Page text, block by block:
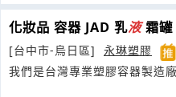
化妝品 容器 JAD 乳液霜罐
[台中市-烏日區]
永琳塑膠
我們是台灣專業塑膠容器製造